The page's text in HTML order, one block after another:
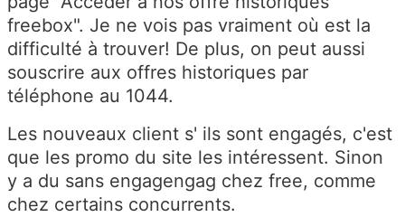
freebox". Je ne vois pas vraiment où est la
difficulté à trouver! De plus, on peut aussi
souscrire aux offres historiques par
téléphone au 1044.
Les nouveaux client s' ils sont engagés, c'est
que les promo du site les intéressent. Sinon
y a du sans engagengag chez free, comme
chez certains concurrents.